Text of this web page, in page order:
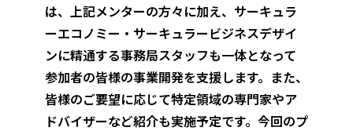
は、上記メンターの方々に加え、サーキュラ
ーエコノミー・サーキュラービジネスデザイ
ンに精通する事務局スタッフも一体となって
参加者の皆様の事業開発を支援します。また、
皆様のご要望に応じて特定領域の専門家やア
ドバイザーなど紹介も実施予定です。今回のプ